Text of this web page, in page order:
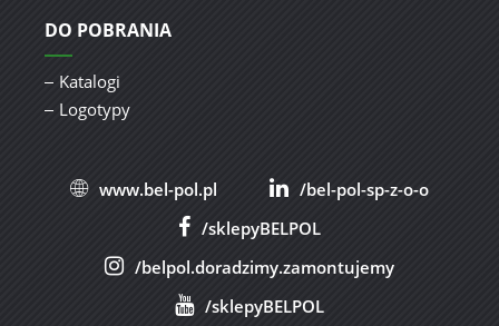
DO POBRANIA
Katalogi
Logotypy
www.bel-pol.pl
/bel-pol-sp-z-o-o
/sklepyBELPOL
/belpol.doradzimy.zamontujemy
/sklepyBELPOL